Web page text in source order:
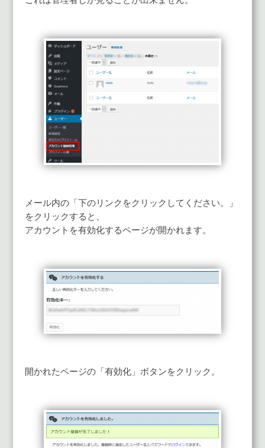
メール内の「下のリンクをクリックしてください。」
をクリックすると、
アカウントを有効化するページが開かれます。
開かれたページの「有効化」ボタンをクリック。